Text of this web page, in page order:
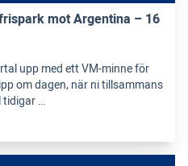
mot Argentina – 16
upp med ett VM-minne för
om dagen, när ni tillsammans
tidigar …